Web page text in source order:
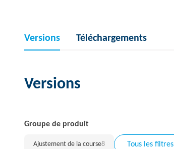
Versions Téléchargements
Versions
Groupe de produit
Ajustement de la course8 Tous les filtres